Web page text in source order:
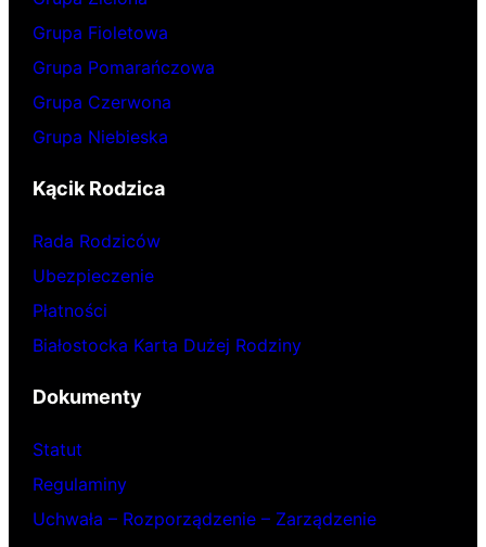
Grupa Fioletowa
Grupa Pomarańczowa
Grupa Czerwona
Grupa Niebieska
Kącik Rodzica
Rada Rodziców
Ubezpieczenie
Płatności
Białostocka Karta Dużej Rodziny
Dokumenty
Statut
Regulaminy
Uchwała – Rozporządzenie – Zarządzenie